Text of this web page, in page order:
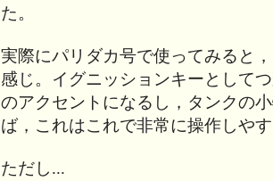
た。
実際にパリダカ号で使ってみると
感じ。イグニッションキーとして
のアクセントになるし，タンクの
ば，これはこれで非常に操作しや
ただし...